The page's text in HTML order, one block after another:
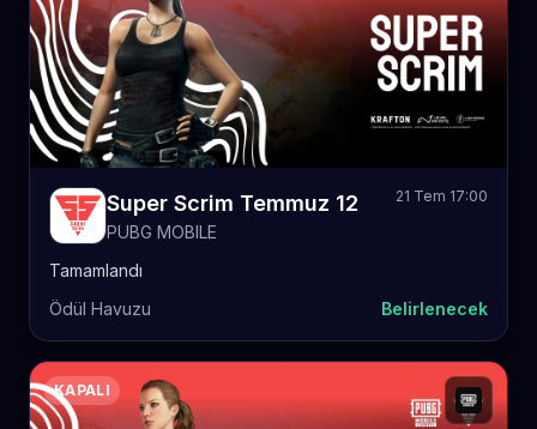
Super Scrim Temmuz 12
PUBG MOBILE
21 Tem 17:00
Tamamlandı
Ödül Havuzu
Belirlenecek
KAPALI